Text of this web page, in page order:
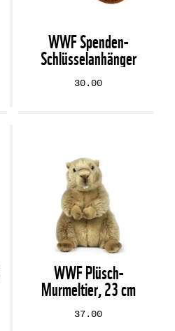
WWF Spenden-
Schlüsselanhänger
30.00
WWF Plüsch-
Murmeltier, 23 cm
37.00